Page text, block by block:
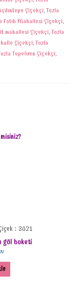
Çiçekçi, Tuzla
Fatih Mahallesi Çiçekçi,
mahallesi Çiçekçi, Tuzla
Çiçekçi, Tuzla
Tepeören Çiçekçi,
: 3021
gül buketi